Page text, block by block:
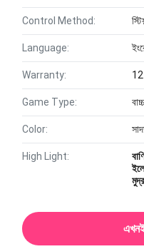
Control Method:
Language:
Warranty: 12
Game Type:
Color:
High Light: